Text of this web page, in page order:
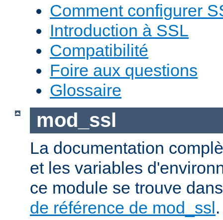
Comment configurer
Introduction à SSL
Compatibilité
Foire aux questions
Glossaire
mod_ssl
La documentation
et les variables
ce module se trouve
de référence de mod_ssl.